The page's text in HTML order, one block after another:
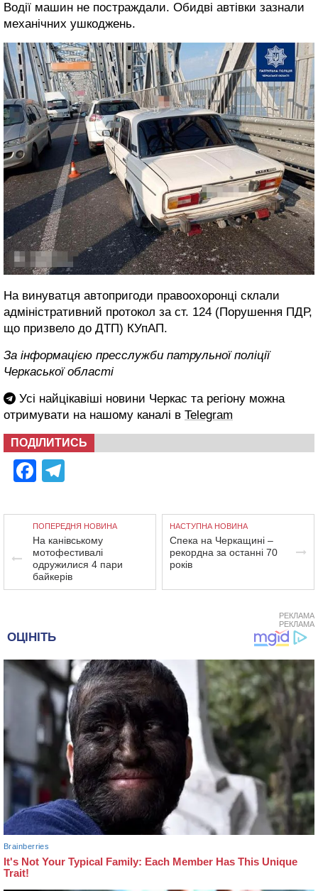
Водії машин не постраждали. Обидві автівки зазнали
механічних ушкоджень.
На винуватця автопригоди правоохоронці склали
адміністративний протокол за ст. 124 (Порушення ПДР,
що призвело до ДТП) КУпАП.
За інформацією пресслужби патрульної поліції
Черкаської області
Усі найцікавіші новини Черкас та регіону можна
отримувати на нашому каналі в Telegram
ПОДІЛИТИСЬ
Facebook
ПОПЕРЕДНЯ НОВИНА
На канівському
мотофестивалі
одружилися 4 пари
байкерів
НАСТУПНА НОВИНА
Спека на Черкащині –
рекордна за останні 70
років
РЕКЛАМА
РЕКЛАМА